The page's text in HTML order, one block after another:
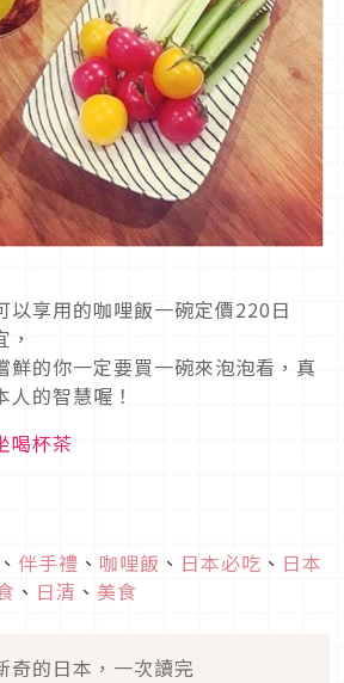
以享用的咖哩飯一碗定價220日
鮮的你一定要買一碗來泡泡看，真
的智慧喔！
喝杯茶
、 伴手禮 、 咖哩飯 、 日本必吃 、 日本
、 日清 、 美食
奇的日本，一次讀完